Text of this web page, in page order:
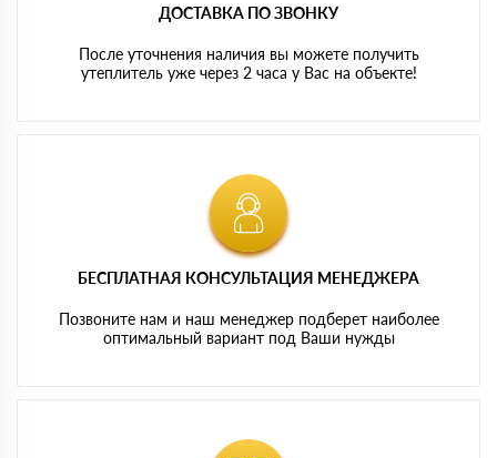
ДОСТАВКА ПО ЗВОНКУ
После уточнения наличия вы можете получить
утеплитель уже через 2 часа у Вас на объекте!
БЕСПЛАТНАЯ КОНСУЛЬТАЦИЯ МЕНЕДЖЕРА
Позвоните нам и наш менеджер подберет наиболее
оптимальный вариант под Ваши нужды